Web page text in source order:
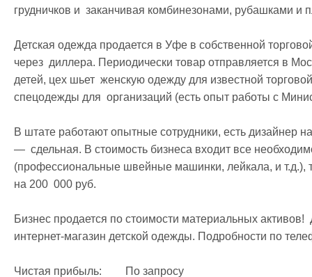
грудничков и  заканчивая комбинезонами, рубашками и
Детская одежда продается в Уфе в собственной
через  диллера. Периодически товар отправляется в
детей, цех шьет  женскую одежду для известной
спецодежды для  организаций (есть опыт работы с
В штате работают опытные сотрудники, есть дизайнер
—  сдельная. В стоимость бизнеса входит все
(профессиональные швейные машинки, лейкала, и т.д.),
на 200  000 руб.
Бизнес продается по стоимости материальных
интернет-магазин детской одежды. Подробности по
Чистая прибыль: 	По запросу